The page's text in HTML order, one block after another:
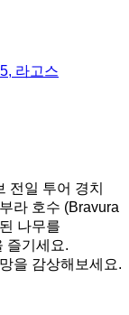
라고스
전일 투어 경치
라 호수 (Bravura
나무를
즐기세요.
을 감상해보세요.